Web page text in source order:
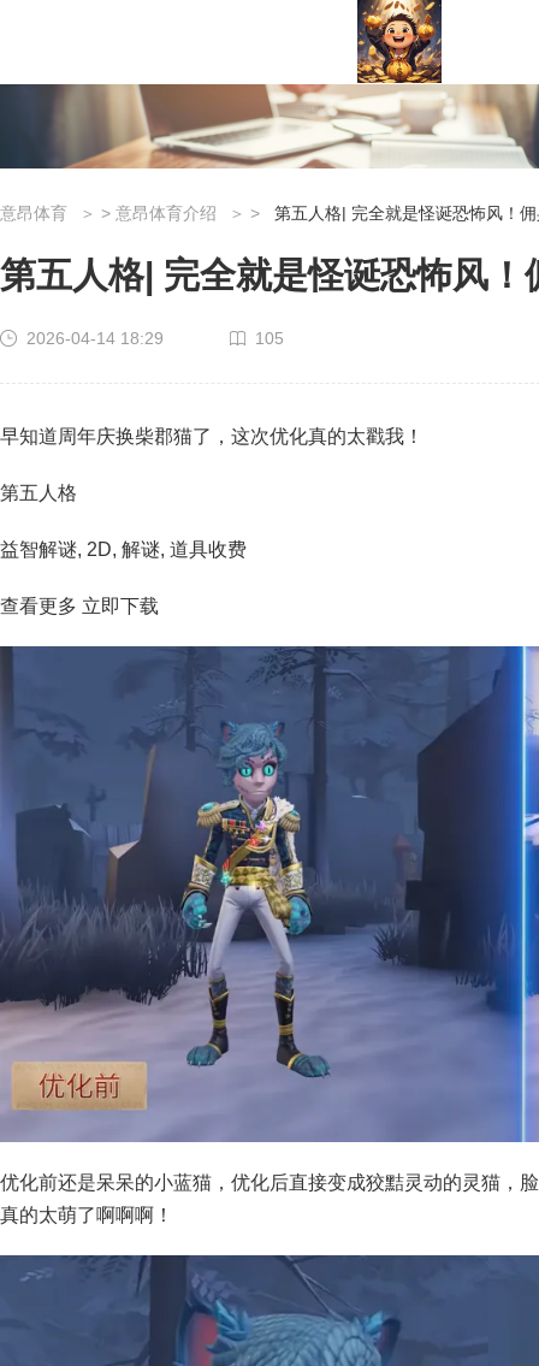
意昂体育 > 意昂体育介绍 > 第五人格| 完全就是怪诞恐怖风！
第五人格| 完全就是怪诞恐怖风
2026-04-14 18:29 105
早知道周年庆换柴郡猫了，这次优化真的太戳我！
第五人格
益智解谜, 2D, 解谜, 道具收费
查看更多 立即下载
优化前还是呆呆的小蓝猫，优化后直接变成狡黠灵动的灵猫，
真的太萌了啊啊啊！